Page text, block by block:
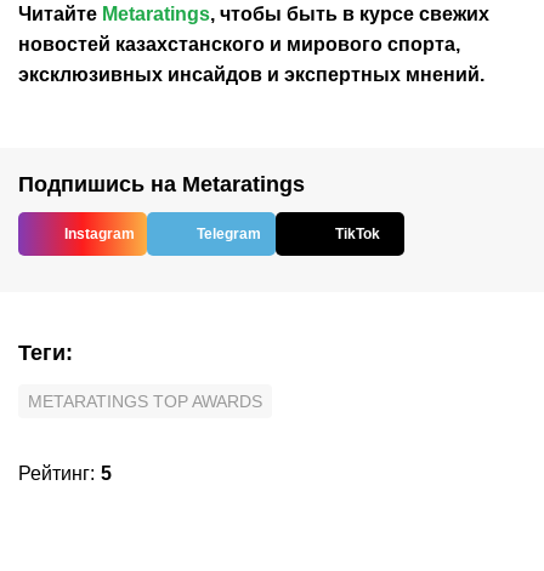
Читайте Metaratings, чтобы быть в курсе свежих
новостей казахстанского и мирового спорта,
эксклюзивных инсайдов и экспертных мнений.
Подпишись на Metaratings
Instagram Telegram TikTok
Теги:
METARATINGS TOP AWARDS
Рейтинг: 5